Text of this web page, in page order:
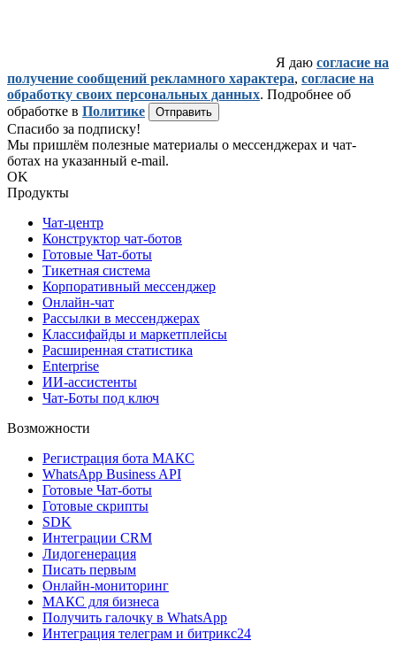
Я даю согласие на
получение сообщений рекламного характера, согласие на
обработку своих персональных данных. Подробнее об
обработке в Политике Отправить
Спасибо за подписку!
Мы пришлём полезные материалы о мессенджерах и чат-
ботах на указанный e-mail.
OK
Продукты
Чат-центр
Конструктор чат-ботов
Готовые Чат-боты
Тикетная система
Корпоративный мессенджер
Онлайн-чат
Рассылки в мессенджерах
Классифайды и маркетплейсы
Расширенная статистика
Enterprise
ИИ-ассистенты
Чат-Боты под ключ
Возможности
Регистрация бота MAКС
WhatsApp Business API
Готовые Чат-боты
Готовые скрипты
SDK
Интеграции CRM
Лидогенерация
Писать первым
Онлайн-мониторинг
MAКС для бизнеса
Получить галочку в WhatsApp
Интеграция телеграм и битрикс24